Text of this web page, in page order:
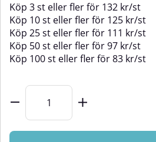
Köp 3 st eller fler för 132 kr/st
Köp 10 st eller fler för 125 kr/st
Köp 25 st eller fler för 111 kr/st
Köp 50 st eller fler för97 kr/st
Köp 100 st eller fler för83 kr/st